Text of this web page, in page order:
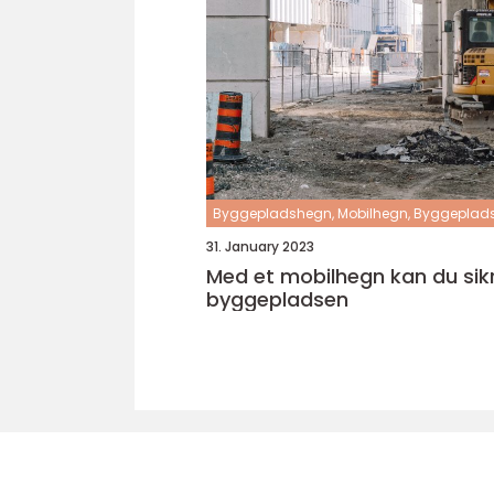
Byggepladshegn, Mobilhegn,
31. January 2023
Med et mobilhegn kan du
byggepladsen